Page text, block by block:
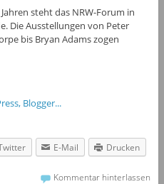
steht das NRW-Forum in
Die Ausstellungen von Peter
bis Bryan Adams zogen
E-Mail Drucken
Kommentar hinterlassen